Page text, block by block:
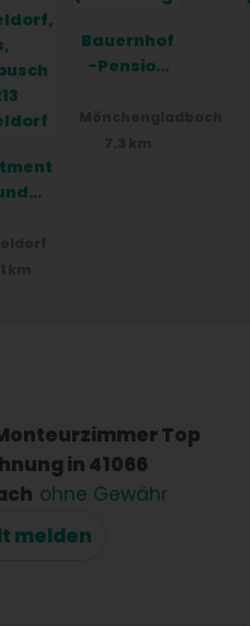
Bauernhof
-Pension
Top
in 41066
ohne Gewähr
melden